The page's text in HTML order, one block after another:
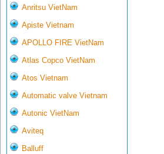
Anritsu VietNam
Apiste Vietnam
APOLLO FIRE VietNam
Atlas Copco VietNam
Atos Vietnam
Automatic valve Vietnam
Autonic VietNam
Aviteq
Balluff